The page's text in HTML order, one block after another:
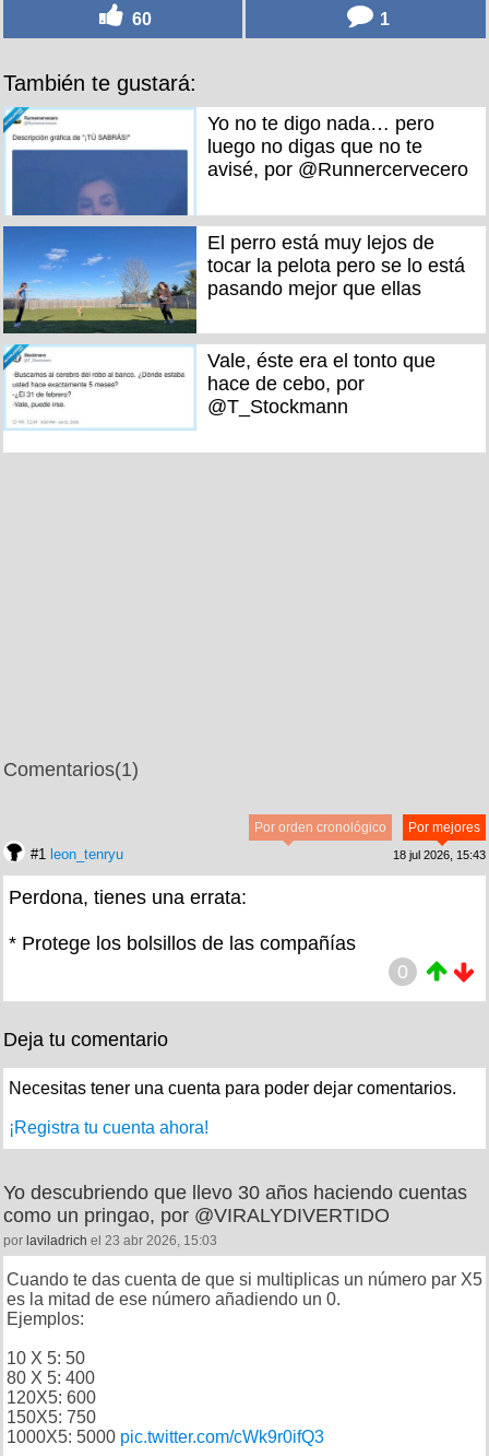
60 1
También te gustará:
Yo no te digo nada… pero
luego no digas que no te
avisé, por @Runnercervecero
El perro está muy lejos de
tocar la pelota pero se lo está
pasando mejor que ellas
Vale, éste era el tonto que
hace de cebo, por
@T_Stockmann
Comentarios(1)
Por mejores
Por orden cronológico
#1 leon_tenryu 18 jul 2026, 15:43
Perdona, tienes una errata:
* Protege los bolsillos de las compañías
0
Deja tu comentario
Necesitas tener una cuenta para poder dejar comentarios.
¡Registra tu cuenta ahora!
Yo descubriendo que llevo 30 años haciendo cuentas
como un pringao, por @VIRALYDIVERTIDO
por laviladrich el 23 abr 2026, 15:03
Cuando te das cuenta de que si multiplicas un número par X5
es la mitad de ese número añadiendo un 0.
Ejemplos:
10 X 5: 50
80 X 5: 400
120X5: 600
150X5: 750
1000X5: 5000 pic.twitter.com/cWk9r0ifQ3